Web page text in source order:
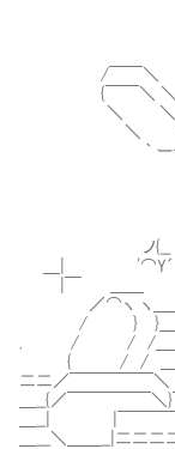
/￣
{￣
＼
＼ ＼
｀ ー一'
＼／ -
／＼
/ ヽﾊ
| } }
ノ{__
＿|
|￣ ＿＿
／⌒ヽ ヽ＿
/ } }＿＿
. / / /＿＿＿
{ / / ＿＿＿
二二／￣￣￣￣
＿__{／￣￣￣￣
＿__| |￣￣￣￣
＿___＼＿＿__|二